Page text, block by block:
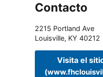
Contacto
2215 Portland Ave
Louisville, KY 40212
Visita el